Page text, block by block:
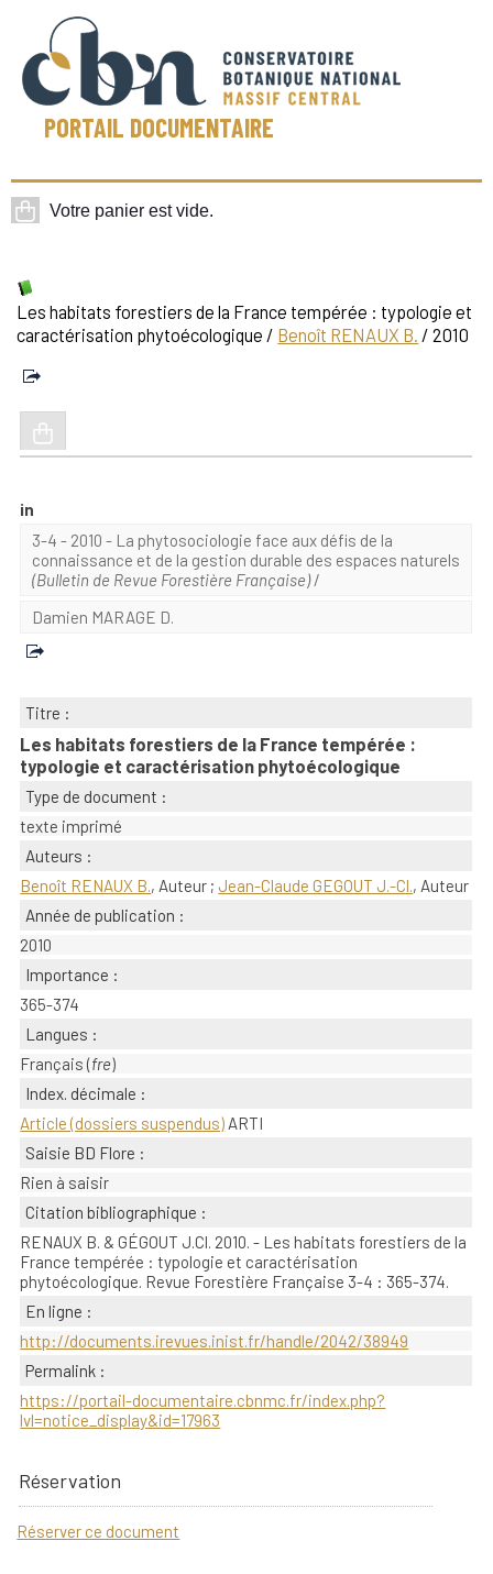
PORTAIL DOCUMENTAIRE
Les habitats forestiers de la France tempérée : typologie et
caractérisation phytoécologique / Benoît RENAUX B. / 2010
in
3-4 - 2010 - La phytosociologie face aux défis de la
connaissance et de la gestion durable des espaces naturels
(Bulletin de Revue Forestière Française)/
Damien MARAGE D.
Titre :
Les habitats forestiers de la France tempérée :
typologie et caractérisation phytoécologique
Type de document :
texte imprimé
Auteurs :
Benoît RENAUX B., Auteur ;Jean-Claude GEGOUT J.-Cl., Auteur
Année de publication :
2010
Importance :
365-374
Langues :
Français (fre)
Index. décimale :
Article (dossiers suspendus) ARTI
Saisie BD Flore :
Rien à saisir
Citation bibliographique :
RENAUX B. & GÉGOUT J.Cl. 2010. - Les habitats forestiers de la
France tempérée : typologie et caractérisation
phytoécologique. Revue Forestière Française 3-4 : 365-374.
En ligne :
http://documents.irevues.inist.fr/handle/2042/38949
Permalink :
https://portail-documentaire.cbnmc.fr/index.php?
lvl=notice_display&id=17963
Réservation
Réserver ce document